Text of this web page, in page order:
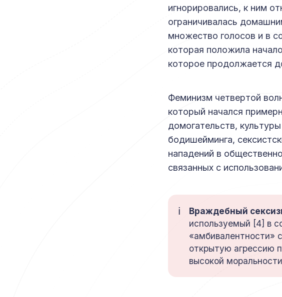
игнорировались, к ним
ограничивалась
множество голосов и в
которая положила
которое продолжается
Феминизм четвертой
который начался
домогательств,
бодишейминга,
нападений в
связанных с
ℹ️ Враждебный
используемый [4] в
«амбивалентности»
открытую агрессию
высокой